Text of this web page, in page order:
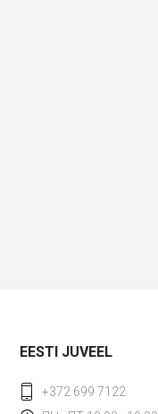
EESTI JUVEEL
+372 699 7122